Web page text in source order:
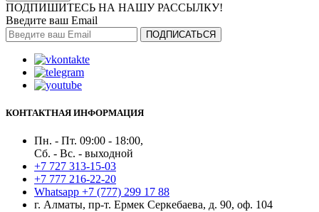
ПОДПИШИТЕСЬ НА НАШУ РАССЫЛКУ!
Введите ваш Email
ПОДПИСАТЬСЯ
КОНТАКТНАЯ ИНФОРМАЦИЯ
Пн. - Пт. 09:00 - 18:00,
Сб. - Вс. - выходной
+7 727 313-15-03
+7 777 216-22-20
Whatsapp +7 (777) 299 17 88
г. Алматы, пр-т. Ермек Серкебаева, д. 90, оф. 104